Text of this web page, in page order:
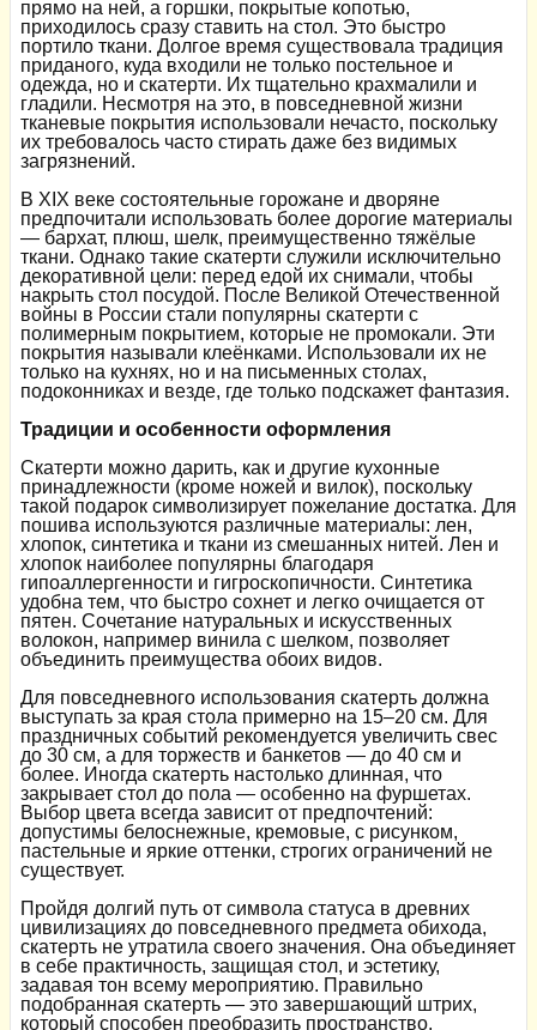
прямо на ней, а горшки, покрытые копотью,
приходилось сразу ставить на стол. Это быстро
портило ткани. Долгое время существовала традиция
приданого, куда входили не только постельное и
одежда, но и скатерти. Их тщательно крахмалили и
гладили. Несмотря на это, в повседневной жизни
тканевые покрытия использовали нечасто, поскольку
их требовалось часто стирать даже без видимых
загрязнений.
В XIX веке состоятельные горожане и дворяне
предпочитали использовать более дорогие материалы
— бархат, плюш, шелк, преимущественно тяжёлые
ткани. Однако такие скатерти служили исключительно
декоративной цели: перед едой их снимали, чтобы
накрыть стол посудой. После Великой Отечественной
войны в России стали популярны скатерти с
полимерным покрытием, которые не промокали. Эти
покрытия называли клеёнками. Использовали их не
только на кухнях, но и на письменных столах,
подоконниках и везде, где только подскажет фантазия.
Традиции и особенности оформления
Скатерти можно дарить, как и другие кухонные
принадлежности (кроме ножей и вилок), поскольку
такой подарок символизирует пожелание достатка. Для
пошива используются различные материалы: лен,
хлопок, синтетика и ткани из смешанных нитей. Лен и
хлопок наиболее популярны благодаря
гипоаллергенности и гигроскопичности. Синтетика
удобна тем, что быстро сохнет и легко очищается от
пятен. Сочетание натуральных и искусственных
волокон, например винила с шелком, позволяет
объединить преимущества обоих видов.
Для повседневного использования скатерть должна
выступать за края стола примерно на 15–20 см. Для
праздничных событий рекомендуется увеличить свес
до 30 см, а для торжеств и банкетов — до 40 см и
более. Иногда скатерть настолько длинная, что
закрывает стол до пола — особенно на фуршетах.
Выбор цвета всегда зависит от предпочтений:
допустимы белоснежные, кремовые, с рисунком,
пастельные и яркие оттенки, строгих ограничений не
существует.
Пройдя долгий путь от символа статуса в древних
цивилизациях до повседневного предмета обихода,
скатерть не утратила своего значения. Она объединяет
в себе практичность, защищая стол, и эстетику,
задавая тон всему мероприятию. Правильно
подобранная скатерть — это завершающий штрих,
который способен преобразить пространство,